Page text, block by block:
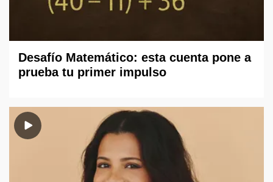
Desafío Matemático: esta cuenta pone a
prueba tu primer impulso